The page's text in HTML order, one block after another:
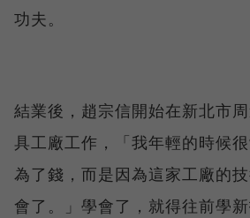
功夫。
結業後，趙宗信開始在新北市
具工廠工作，「我年輕的時候
為了錢，而是因為這家工廠的
會了。」學會了，就得往前學